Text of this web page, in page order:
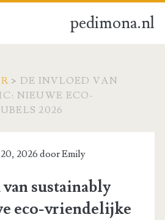
pedimona.nl
> DE INVLOED VAN
NIEUWE ECO-
2026
2026 doorEmily
sustainably
eco-vriendelijke